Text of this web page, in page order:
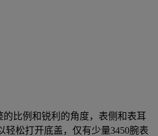
比例和锐利的角度，表侧和表耳
松打开底盖，仅有少量3450腕表